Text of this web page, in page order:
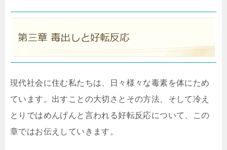
現代社会に住む私たちは、日々様々な毒素を体にため
ています。出すことの大切さとその方法、そして冷え
とりではめんげんと言われる好転反応について、この
章ではお伝えしていきます。